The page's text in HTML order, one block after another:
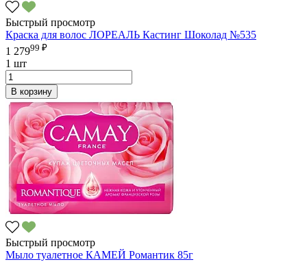
Быстрый просмотр
Краска для волос ЛОРЕАЛЬ Кастинг Шоколад №535
1 27999 ₽
1 шт
В корзину
Быстрый просмотр
Мыло туалетное КАМЕЙ Романтик 85г